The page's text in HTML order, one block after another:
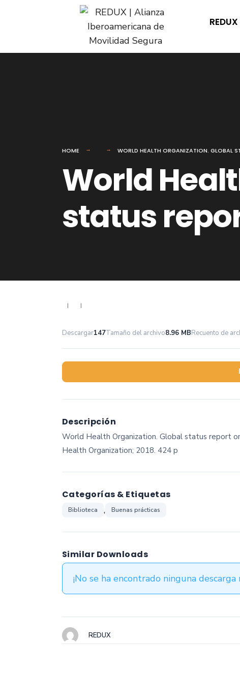
Skip
content
REDUX
HOME WORLD HEALTH ORGANIZATION. GLOBAL
World
status
| |
Descargar147Tamaño del archivo8.96 MBRecuento de
Descripción
World Health Organization. Global status report
Health Organization; 2018. 424 p
Categorías & Etiquetas
Biblioteca , Buenas prácticas
Similar Downloads
¡No se ha encontrado ninguna descarga
REDUX